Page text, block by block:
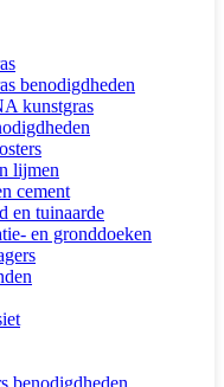
benodigdheden
kunstgras
lijmen
cement
en tuinaarde
en gronddoeken
benodigdheden